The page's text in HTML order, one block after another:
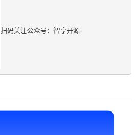
扫码关注公众号：智享开源